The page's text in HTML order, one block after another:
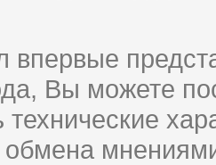
впервые
Вы можете
технические